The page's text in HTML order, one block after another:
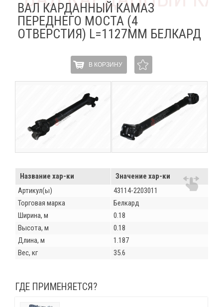
ВАЛ КАРДАННЫЙ КАМАЗ
ПЕРЕДНЕГО МОСТА (4
ОТВЕРСТИЯ) L=1127ММ БЕЛКАРД
В КОРЗИНУ
Название хар-ки
Значение хар-ки
Артикул(ы)
43114-2203011
Торговая марка
Белкард
Ширина, м
0.18
Высота, м
0.18
Длина, м
1.187
Вес, кг
35.6
ГДЕ ПРИМЕНЯЕТСЯ?